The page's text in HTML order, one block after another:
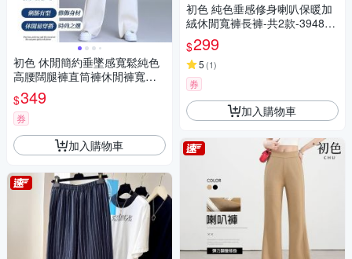
初色 休閒簡約垂墜感寬鬆純色
高腰闊腿褲直筒褲休閒褲寬褲
長褲-共2色-15296(M-3XL可選)
$349
券
加入購物車
初色 純色垂感修身喇叭保暖加
絨休閒寬褲長褲-共2款-39486
(M-4XL可選)
$299
5 (1)
券
加入購物車